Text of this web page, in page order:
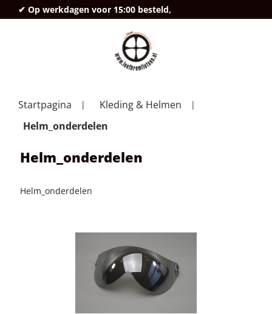
✔ Op werkdagen voor 15:00 besteld,
Startpagina
Kleding & Helmen
Helm_onderdelen
Helm_onderdelen
Helm_onderdelen